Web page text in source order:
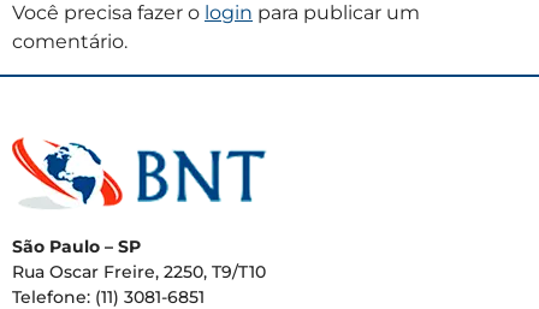
Você precisa fazer o login para publicar um
comentário.
São Paulo – SP
Rua Oscar Freire, 2250, T9/T10
Telefone: (11) 3081-6851